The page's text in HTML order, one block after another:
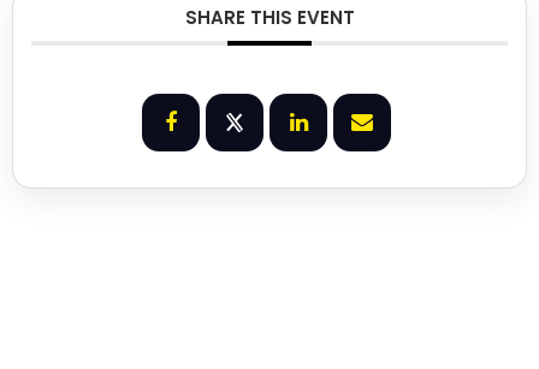
SHARE THIS EVENT